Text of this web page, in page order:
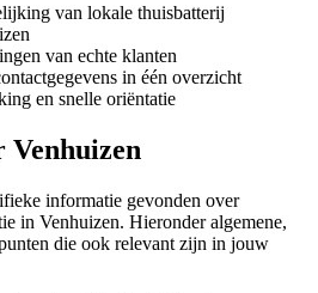
van lokale thuisbatterij
van echte klanten
in één overzicht
en snelle oriëntatie
Venhuizen
informatie gevonden over
in Venhuizen. Hieronder algemene,
die ook relevant zijn in jouw